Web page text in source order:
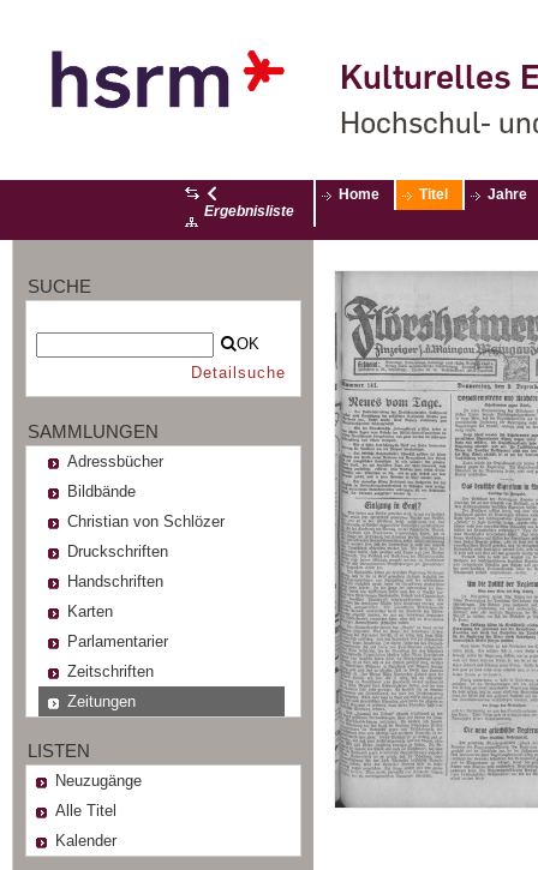
Kulturelles
Hochschul-
Ergebnisliste
Home Titel Jahre
SUCHE
OK
Detailsuche
SAMMLUNGEN
Adressbücher
Bildbände
Christian von Schlözer
Druckschriften
Handschriften
Karten
Parlamentarier
Zeitschriften
Zeitungen
LISTEN
Neuzugänge
Alle Titel
Kalender